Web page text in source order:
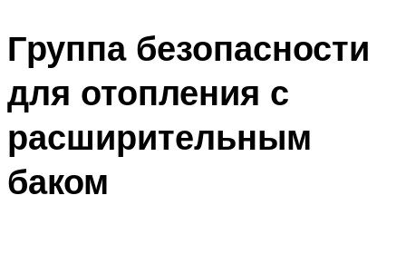
Группа безопасности
для отопления с
расширительным
баком